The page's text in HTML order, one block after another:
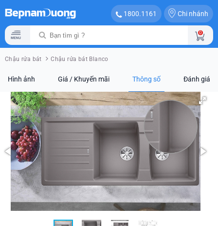
1800.1161 Chi nhánh
0
Chậu rửa bát Chậu rửa bát Blanco
Hình ảnh Giá / Khuyến mãi Thông số Đánh giá